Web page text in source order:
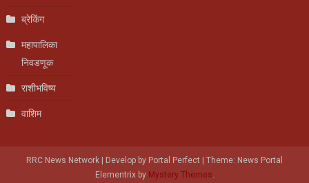
ब्रेकिंग
महापालिका
निवडणूक
राशीभविष्य
वाशिम
RRC News Network | Develop by Portal Perfect | Theme: News Portal
Elementrix by Mystery Themes